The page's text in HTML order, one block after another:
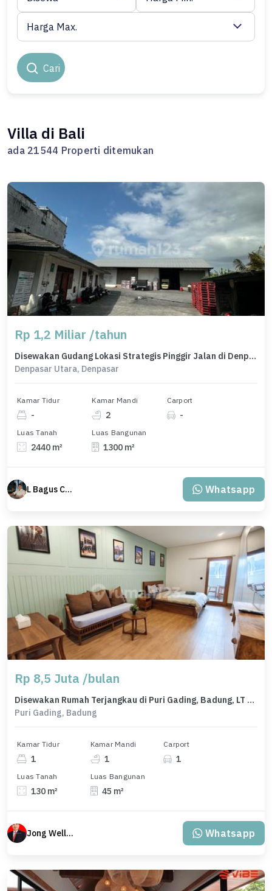
Cari
Harga Max.
Villa di Bali
ada 21544 Properti ditemukan
Rp 1,2 Miliar /tahun
Disewakan Gudang Lokasi Strategis Pinggir Jalan di Denpasar Utara
Denpasar Utara, Denpasar
Kamar Tidur
-
Kamar Mandi
2
Carport
-
Luas Tanah
2440 m²
Luas Bangunan
1300 m²
L Bagus Cakra Baskara Whatsapp
Rp 8,5 Juta /bulan
Disewakan Rumah Terjangkau di Puri Gading, Badung, LT 130m²
Puri Gading, Badung
Kamar Tidur
1
Kamar Mandi
1
Carport
1
Luas Tanah
130 m²
Luas Bangunan
45 m²
Jong Welly Sutrisno Whatsapp